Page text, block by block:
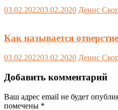
03.02.202203.02.2020 Денис
Как называется
03.02.202203.02.2020 Денис
Добавить комментарий
Ваш адрес email не будет
помечены *